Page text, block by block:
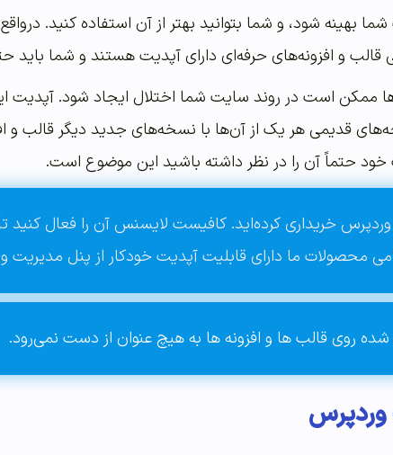
بهینه شود، و شما بتوانید بهتر از آن استفاده کنید.
و افزونه‌های حرفه‌ای دارای آپدیت هستند و شما باید
ممکن است در روند سایت شما اختلال ایجاد شود.
هر یک از آن‌ها با نسخه‌های جدید دیگر قالب و
خود حتماً آن را در نظر داشته باشید این موضوع است.
میهن وردپرس خریداری کرده‌اید. کافیست لایسنس آن را فعال
محصولات ما دارای قابلیت آپدیت خودکار از پنل مدیریت
وردپرس